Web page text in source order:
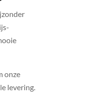
onze
levering.